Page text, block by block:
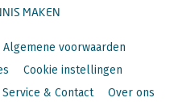
MAKEN
Algemene voorwaarden
Cookie instellingen
Service & Contact Over ons